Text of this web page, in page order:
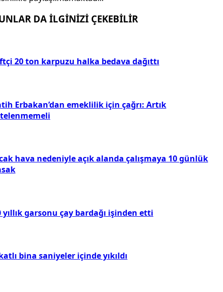
DA İLGİNİZİ ÇEKEBİLİR
20 ton karpuzu halka bedava dağıttı
Erbakan’dan emeklilik için çağrı: Artık
hava nedeniyle açık alanda çalışmaya 10 günlük
yıllık garsonu çay bardağı işinden etti
bina saniyeler içinde yıkıldı